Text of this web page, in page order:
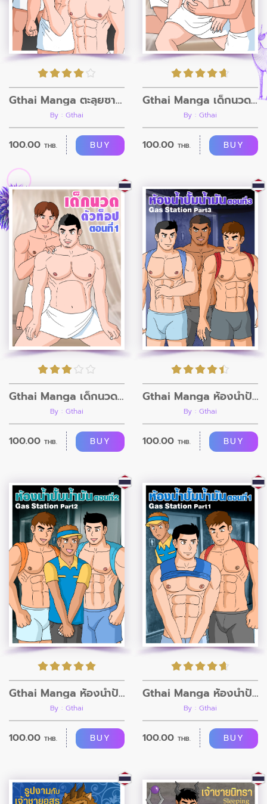
Gthai Manga ตะลุยซาวน่าเกย์ ตอนที่1
By : Gthai
100.00 THB. BUY
Gthai Manga เด็กนวดตัวท็อป ตอนที่2
By : Gthai
100.00 THB. BUY
Gthai Manga เด็กนวดตัวท็อป ตอนที่1
By : Gthai
100.00 THB. BUY
Gthai Manga ห้องน้ำปั้มน้ำมัน ตอนที่3
By : Gthai
100.00 THB. BUY
Gthai Manga ห้องน้ำปั้มน้ำมัน ตอนที่2
By : Gthai
100.00 THB. BUY
Gthai Manga ห้องน้ำปั้มน้ำมัน ตอนที่1
By : Gthai
100.00 THB. BUY